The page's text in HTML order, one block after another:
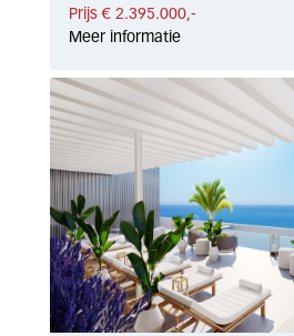
Prijs € 2.395.000,-
Meer informatie